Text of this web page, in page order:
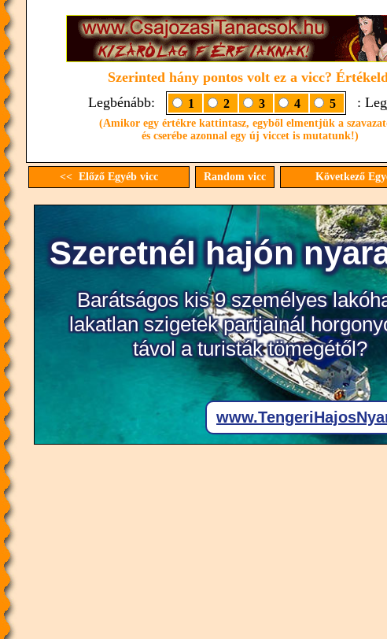
Szerinted hány pontos volt ez a vicc?
Legbénább:
1 2 3 4 5 :
(Amikor egy értékre kattintasz, egyből elmentjük a
és cserébe azonnal egy új viccet is mutatunk!)
<< Előző Egyéb vicc Random vicc Következő